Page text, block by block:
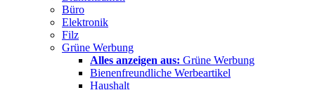
Büro
Elektronik
Filz
Grüne Werbung
Alles anzeigen aus: Grüne Werbung
Bienenfreundliche Werbeartikel
Haushalt